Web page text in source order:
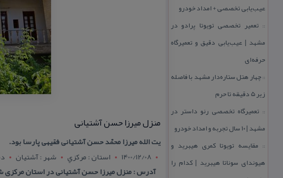
عیب‌یابی تخصصی + امداد خودرو
:: تعمیر تخصصی تویوتا پرادو در
مشهد | عیب‌یابی دقیق و تعمیرگاه
حرفه‌ای
::چهار هتل‌ ستاره‌دار مشهد با فاصله
زیر 5 دقیقه تا حرم
:: تعمیرگاه تخصصی رنو داستر در
مشهد | ۱۰ سال تجربه و امداد خودرو
:: مقایسه تویوتا كمری هیبرید و
هیوندای سوناتا هیبرید | كدام را
منزل میرزا حسن آشتیانی
یت الله میرزا محمّد حسن آشتیانی فقیهی پارسا بود.
1400/12/08
استان : مرکزي شهر : آشتيان
آدرس : منزل میرزا حسن آشتیانی در استان مركزی